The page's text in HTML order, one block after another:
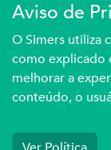
Aviso de
O Simers utiliza
como explicado
melhorar a
conteúdo, o
Simers ©
Petrópolis |
Sindicato
92.990.498/